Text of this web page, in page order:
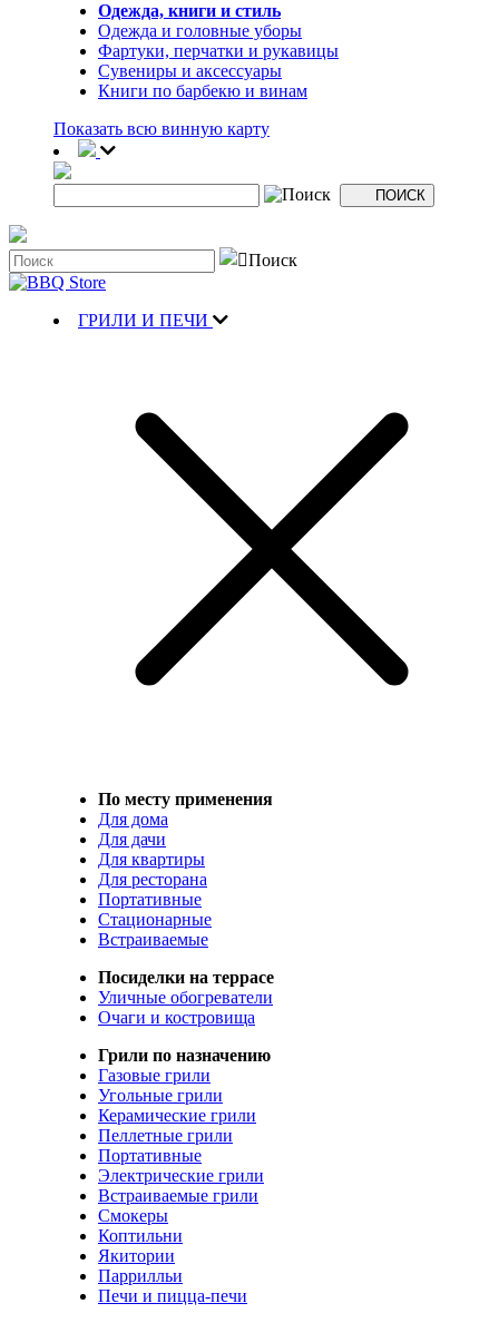
Одежда, книги и стиль
Одежда и головные уборы
Фартуки, перчатки и рукавицы
Сувениры и аксессуары
Книги по барбекю и винам
Показать всю винную карту
ГРИЛИ И ПЕЧИ
По месту применения
Для дома
Для дачи
Для квартиры
Для ресторана
Портативные
Стационарные
Встраиваемые
Посиделки на террасе
Уличные обогреватели
Очаги и костровища
Грили по назначению
Газовые грили
Угольные грили
Керамические грили
Пеллетные грили
Портативные
Электрические грили
Встраиваемые грили
Смокеры
Коптильни
Якитории
Паррилльи
Печи и пицца-печи